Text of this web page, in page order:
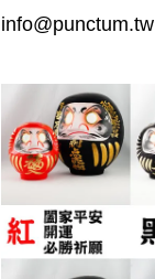
info@punctum.tw